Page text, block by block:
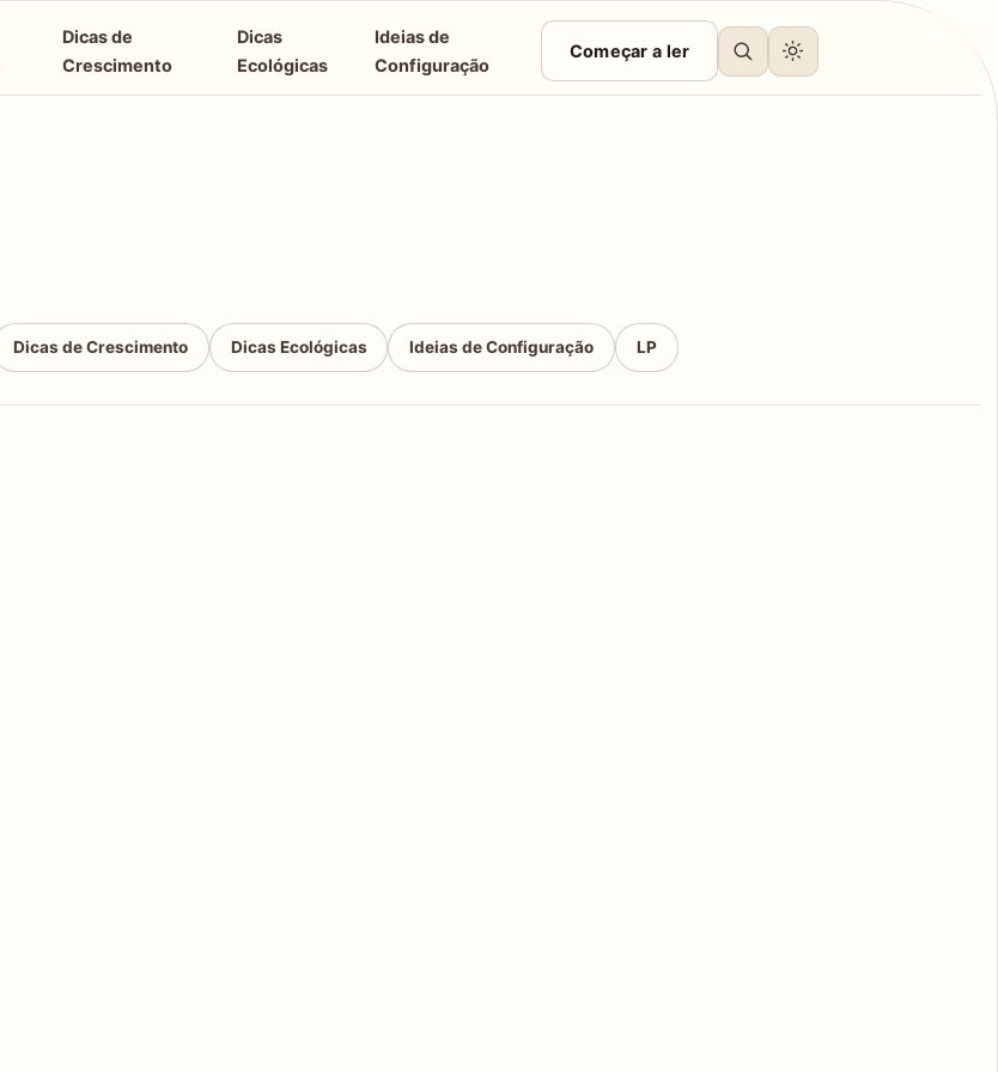
Dicas de
Crescimento
Dicas
Ecológicas
Ideias de
Configuração
Começar a ler
Dicas de Crescimento Dicas Ecológicas Ideias de Configuração LP